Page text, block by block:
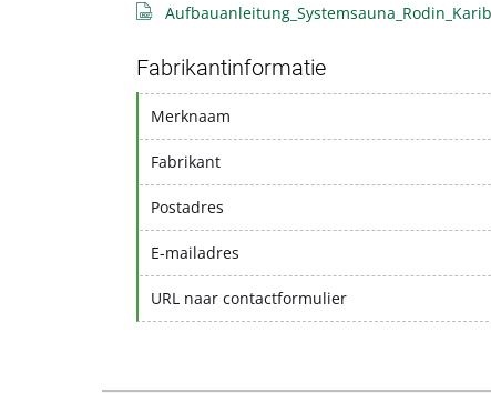
Fabrikantinformatie
Merknaam
Fabrikant
Postadres
E-mailadres
URL naar contactformulier